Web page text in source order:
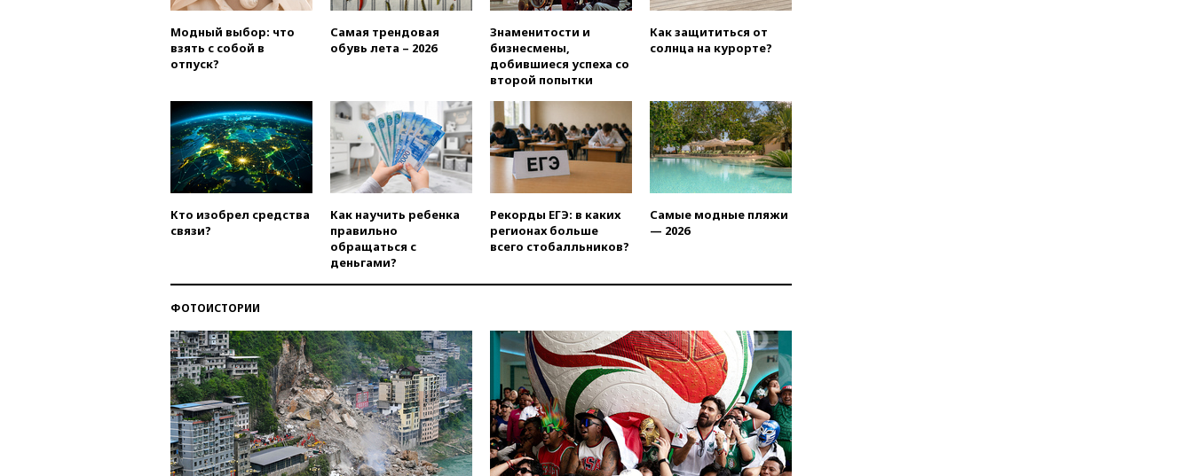
присвоения воинских званий
добровольцам
без российских туристов
18:35
В Жуковском и
аэропорту Геленджика
введены ограничения
18:21
Зюганов присоединился
к критике «Яблока»
18:15
Четыре человека
пострадали при атаках ВСУ на
строительства военной базы в
Газе
17:50Миронов призвал снять
«Яблоко» с выборов в Госдуму
17:45Правительство получит
«золотую акцию» в
управлении аэропортом
Шереметьево
Модный выбор: что
взять с собой в
отпуск?
Самая трендовая
обувь лета – 2026
Знаменитости и
бизнесмены,
добившиеся успеха со
второй попытки
Как защититься от
солнца на курорте?
Кто изобрел средства
связи?
Как научить ребенка
правильно
обращаться с
деньгами?
Рекорды ЕГЭ: в каких
регионах больше
всего стобалльников?
Самые модные пляжи
— 2026
ФОТОИСТОРИИ